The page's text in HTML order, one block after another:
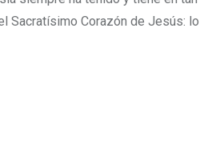
Sacratísimo Corazón de Jesús: lo